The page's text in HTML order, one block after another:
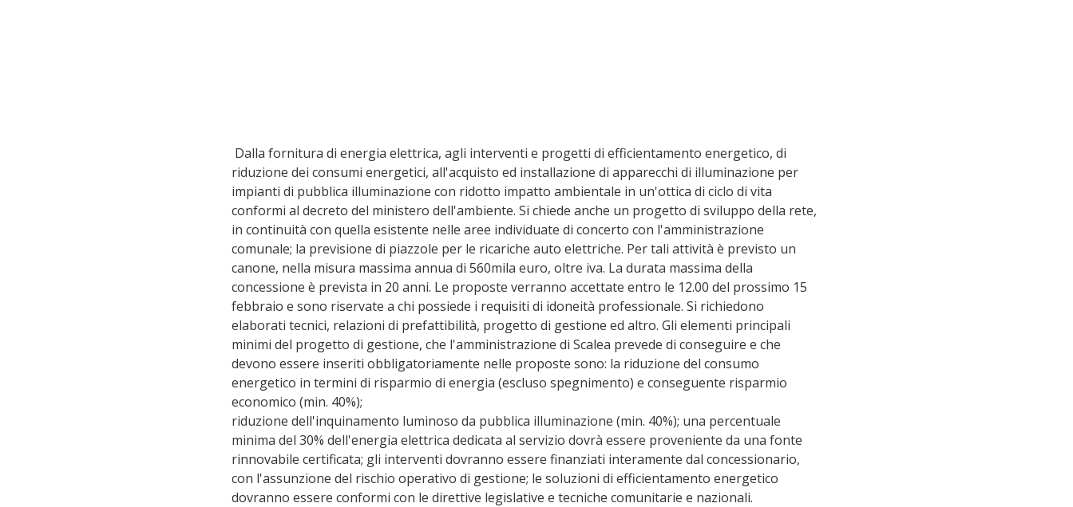
riduzione dei consumi energetici, all'acquisto ed installazione di apparecchi di illuminazione per
impianti di pubblica illuminazione con ridotto impatto ambientale in un'ottica di ciclo di vita
conformi al decreto del ministero dell'ambiente. Si chiede anche un progetto di sviluppo della rete,
in continuità con quella esistente nelle aree individuate di concerto con l'amministrazione
comunale; la previsione di piazzole per le ricariche auto elettriche. Per tali attività è previsto un
canone, nella misura massima annua di 560mila euro, oltre iva. La durata massima della
concessione è prevista in 20 anni. Le proposte verranno accettate entro le 12.00 del prossimo 15
febbraio e sono riservate a chi possiede i requisiti di idoneità professionale. Si richiedono
elaborati tecnici, relazioni di prefattibilità, progetto di gestione ed altro. Gli elementi principali
minimi del progetto di gestione, che l'amministrazione di Scalea prevede di conseguire e che
devono essere inseriti obbligatoriamente nelle proposte sono: la riduzione del consumo
energetico in termini di risparmio di energia (escluso spegnimento) e conseguente risparmio
economico (min. 40%);
riduzione dell'inquinamento luminoso da pubblica illuminazione (min. 40%); una percentuale
minima del 30% dell'energia elettrica dedicata al servizio dovrà essere proveniente da una fonte
rinnovabile certificata; gli interventi dovranno essere finanziati interamente dal concessionario,
con l'assunzione del rischio operativo di gestione; le soluzioni di efficientamento energetico
dovranno essere conformi con le direttive legislative e tecniche comunitarie e nazionali.